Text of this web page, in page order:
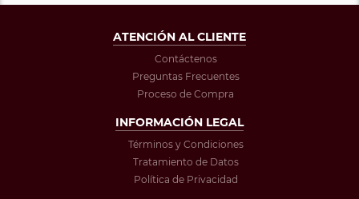
ATENCIÓN AL CLIENTE
Contáctenos
Preguntas Frecuentes
Proceso de Compra
INFORMACIÓN LEGAL
Términos y Condiciones
Tratamiento de Datos
Política de Privacidad